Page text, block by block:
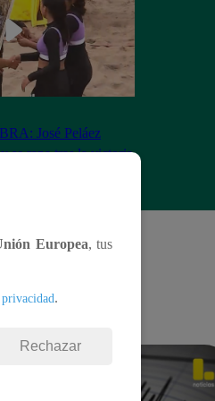
José Peláez
se rapa tras la victoria
Europea, tus
.
Rechazar